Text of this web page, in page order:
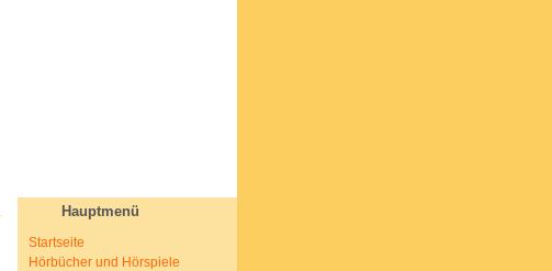
Hauptmenü
Startseite
Hörbücher und Hörspiele